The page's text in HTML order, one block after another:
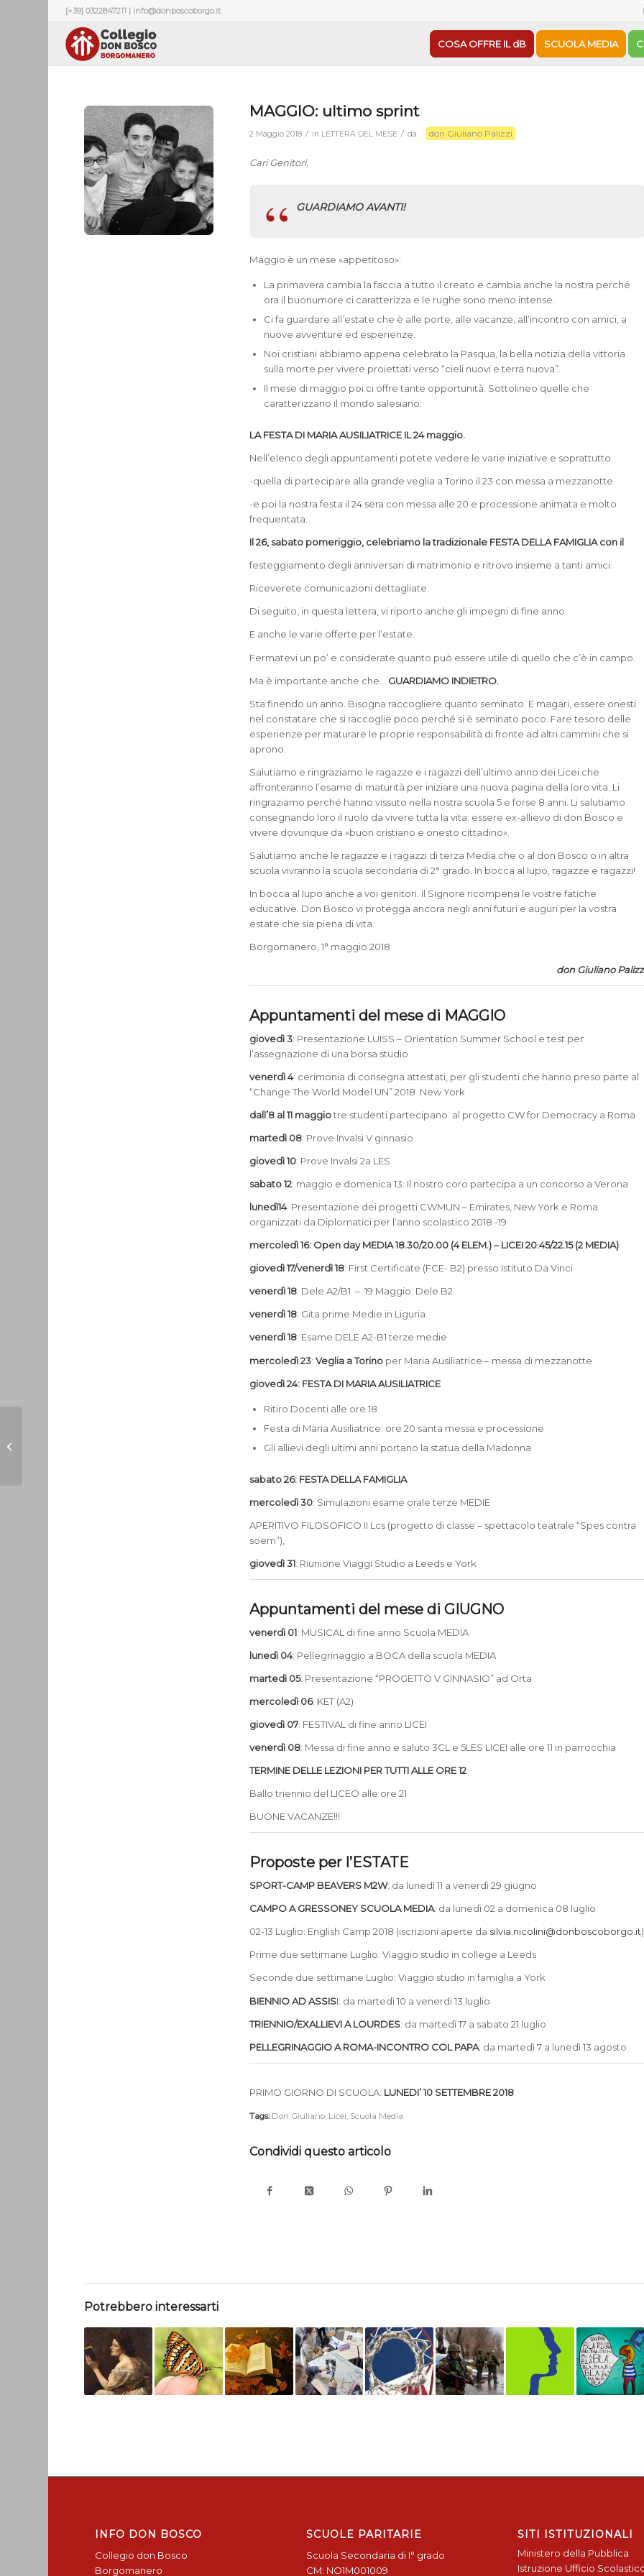
[+39] 0322847211 | info@donboscoborgo.it
COSA OFFRE IL dB SCUOLA MEDIA
MAGGIO: ultimo sprint
2 Maggio 2018 / in LETTERA DEL MESE / da don Giuliano Palizzi
Cari Genitori,
GUARDIAMO AVANTI!
Maggio è un mese «appetitoso»:
La primavera cambia la faccia a tutto il creato e cambia anche la nostra perché
ora il buonumore ci caratterizza e le rughe sono meno intense.
Ci fa guardare all’estate che è alle porte, alle vacanze, all’incontro con amici, a
nuove avventure ed esperienze.
Noi cristiani abbiamo appena celebrato la Pasqua, la bella notizia della vittoria
sulla morte per vivere proiettati verso “cieli nuovi e terra nuova”.
Il mese di maggio poi ci offre tante opportunità. Sottolineo quelle che
caratterizzano il mondo salesiano:
LA FESTA DI MARIA AUSILIATRICE IL 24 maggio.
Nell’elenco degli appuntamenti potete vedere le varie iniziative e soprattutto
-quella di partecipare alla grande veglia a Torino il 23 con messa a mezzanotte
-e poi la nostra festa il 24 sera con messa alle 20 e processione animata e molto
frequentata.
Il 26, sabato pomeriggio, celebriamo la tradizionale FESTA DELLA FAMIGLIAcon il
festeggiamento degli anniversari di matrimonio e ritrovo insieme a tanti amici.
Riceverete comunicazioni dettagliate.
Di seguito, in questa lettera, vi riporto anche gli impegni di fine anno.
E anche le varie offerte per l’estate.
Fermatevi un po’ e considerate quanto può essere utile di quello che c’è in campo.
Ma è importante anche che… GUARDIAMO INDIETRO.
Sta finendo un anno. Bisogna raccogliere quanto seminato. E magari, essere onesti
nel constatare che si raccoglie poco perché si è seminato poco. Fare tesoro delle
esperienze per maturare le proprie responsabilità di fronte ad altri cammini che si
aprono.
Salutiamo e ringraziamo le ragazze e i ragazzi dell’ultimo anno dei Licei che
affronteranno l’esame di maturità per iniziare una nuova pagina della loro vita. Li
ringraziamo perché hanno vissuto nella nostra scuola 5 e forse 8 anni. Li salutiamo
consegnando loro il ruolo da vivere tutta la vita: essere ex-allievo di don Bosco e
vivere dovunque da «buon cristiano e onesto cittadino».
Salutiamo anche le ragazze e i ragazzi di terza Media che o al don Bosco o in altra
scuola vivranno la scuola secondaria di 2° grado. In bocca al lupo, ragazze e ragazzi!
In bocca al lupo anche a voi genitori. Il Signore ricompensi le vostre fatiche
educative. Don Bosco vi protegga ancora negli anni futuri e auguri per la vostra
estate che sia piena di vita.
Borgomanero, 1° maggio 2018
don Giuliano
Appuntamenti del mese di MAGGIO
giovedì 3: Presentazione LUISS – Orientation Summer School e test per
l’assegnazione di una borsa studio
venerdì 4: cerimonia di consegna attestati, per gli studenti che hanno preso parte al
“Change The World Model UN” 2018 New York
dall’8 al 11 maggiotre studenti partecipano al progetto CW for Democracy a Roma
martedì 08: Prove Invalsi V ginnasio
giovedì 10: Prove Invalsi 2a LES
sabato 12: maggio e domenica 13: Il nostro coro partecipa a un concorso a Verona
lunedì14: Presentazione dei progetti CWMUN – Emirates, New York e Roma
organizzati da Diplomatici per l’anno scolastico 2018 -19
mercoledì 16: Open day MEDIA 18.30/20.00 (4 ELEM.) – LICEI 20.45/22.15 (2 MEDIA)
giovedì 17/venerdì 18: First Certificate (FCE- B2) presso Istituto Da Vinci
venerdì 18: Dele A2/B1 – 19 Maggio: Dele B2
venerdì 18: Gita prime Medie in Liguria
venerdì 18: Esame DELE A2-B1 terze medie
mercoledì 23:Veglia a Torino per Maria Ausiliatrice – messa di mezzanotte
giovedì 24: FESTA DI MARIA AUSILIATRICE
Ritiro Docenti alle ore 18
Festa di Maria Ausiliatrice: ore 20 santa messa e processione
Gli allievi degli ultimi anni portano la statua della Madonna
sabato 26: FESTA DELLA FAMIGLIA
mercoledì 30: Simulazioni esame orale terze MEDIE
APERITIVO FILOSOFICO II Lcs (progetto di classe – spettacolo teatrale “Spes contra
soem”),
giovedì 31: Riunione Viaggi Studio a Leeds e York
Appuntamenti del mese di GIUGNO
venerdì 01: MUSICAL di fine anno Scuola MEDIA
lunedì 04: Pellegrinaggio a BOCA della scuola MEDIA
martedì 05: Presentazione “PROGETTO V GINNASIO” ad Orta
mercoledì 06: KET (A2)
giovedì 07: FESTIVAL di fine anno LICEI
venerdì 08: Messa di fine anno e saluto 3CL e 5LES LICEI alle ore 11 in parrocchia
TERMINE DELLE LEZIONI PER TUTTI ALLE ORE 12
Ballo triennio del LICEO alle ore 21
BUONE VACANZE!!!
Proposte per l’ESTATE
SPORT-CAMP BEAVERS M2W: da lunedì 11 a venerdì 29 giugno
CAMPO A GRESSONEY SCUOLA MEDIA: da lunedì 02 a domenica 08 luglio
02-13 Luglio: English Camp 2018 (iscrizioni aperte da silvia.nicolini@donboscoborgo.it)
Prime due settimane Luglio: Viaggio studio in college a Leeds
Seconde due settimane Luglio: Viaggio studio in famiglia a York
BIENNIO AD ASSISI: da martedì 10 a venerdì 13 luglio
TRIENNIO/EXALLIEVI A LOURDES: da martedì 17 a sabato 21 luglio
PELLEGRINAGGIO A ROMA-INCONTRO COL PAPA: da martedì 7 a lunedì 13 agosto
PRIMO GIORNO DI SCUOLA: LUNEDI’ 10 SETTEMBRE 2018
Tags: Don Giuliano Licei Scuola Media
Condividi questo articolo
Potrebbero interessarti
INFO DON BOSCO
Collegio don Bosco
Borgomanero
SCUOLE PARITARIE
Scuola Secondaria di I° grado
CM: NO1M001009
SITI ISTITUZIONALI
Ministero della Pubblica
Istruzione Ufficio